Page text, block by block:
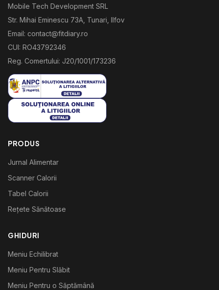
Mobile Tech Development SRL
Str. Mihai Eminescu 73A, Tunari, Ilfov
Email: contact@fitdiary.ro
CUI: RO43792346
Reg. Comertului: J20/1001/173236
PRODUS
Jurnal Alimentar
Scanner Calorii
Tabel Calorii
Rețete Sănătoase
GHIDURI
Meniu Echilibrat
Meniu Pentru Slăbit
Meniu Pentru o Săptămână